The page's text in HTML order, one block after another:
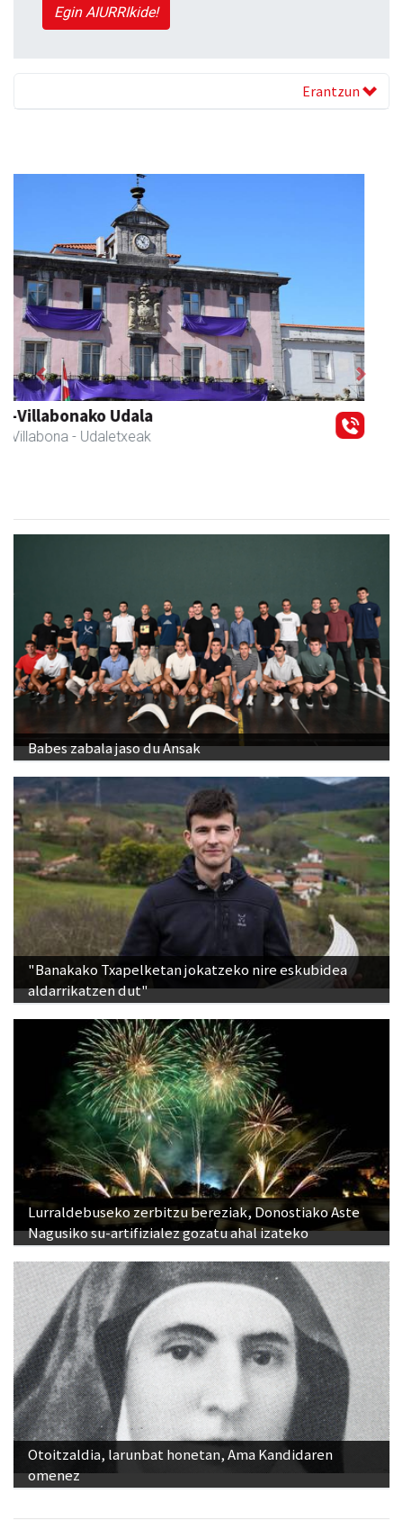
Egin AIURRIkide!
Erantzun
Zubimusu Ikastola
Amasa-Villabona - Hezkuntza
Previous Next
Babes zabala jaso du Ansak
"Banakako Txapelketan jokatzeko nire eskubidea
aldarrikatzen dut"
Lurraldebuseko zerbitzu bereziak, Donostiako Aste
Nagusiko su-artifizialez gozatu ahal izateko
Otoitzaldia, larunbat honetan, Ama Kandidaren
omenez